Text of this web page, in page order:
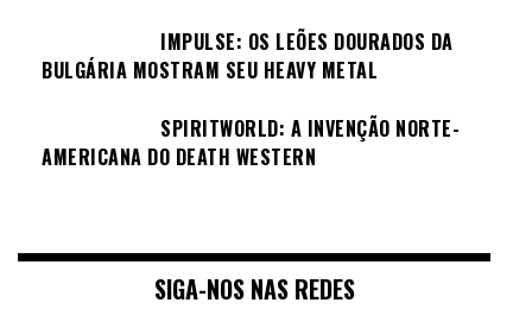
IMPULSE: OS LEÕES DOURADOS DA
BULGÁRIA MOSTRAM SEU HEAVY METAL
SPIRITWORLD: A INVENÇÃO NORTE-
AMERICANA DO DEATH WESTERN
SIGA-NOS NAS REDES